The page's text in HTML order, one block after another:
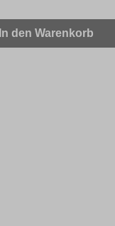
den
In den Warenkorb